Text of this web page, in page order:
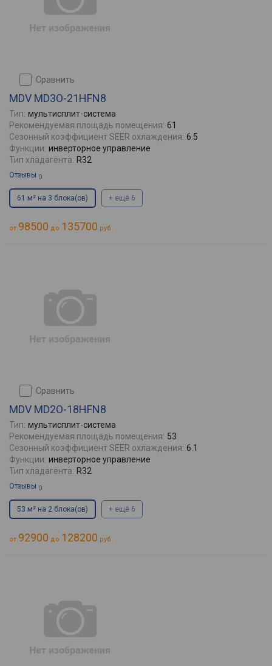
сравнить
MDV MD3O-21HFN8
Тип: мультисплит-система
Рекомендуемая площадь помещения: 61
Сезонный коэффициент SEER охлаждения: 6.5
Функции: инверторное управление
Тип хладагента: R32
Отзывы 0
61 м² на 3 блока(ов) + ещё 6
от 98500 до 135700 руб.
сравнить
MDV MD2O-18HFN8
Тип: мультисплит-система
Рекомендуемая площадь помещения: 53
Сезонный коэффициент SEER охлаждения: 6.1
Функции: инверторное управление
Тип хладагента: R32
Отзывы 0
53 м² на 2 блока(ов) + ещё 6
от 92900 до 128200 руб.